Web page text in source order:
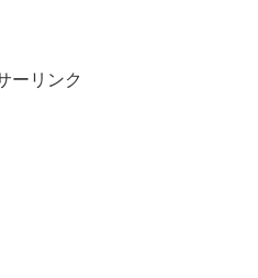
からの投稿などが見られた。
ーリンク